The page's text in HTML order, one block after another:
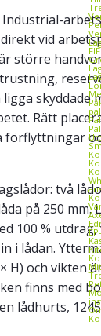
vid
större
skyddade
Rätt
förflyttningar
två
på 250 mm.
100 %
i lådan.
H) och vikten
finns med
lådhurts,